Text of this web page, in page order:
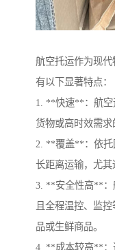
航空托运作为现
有以下显著特点：
1. **快速**：航空
货物或高时效需求
2. **覆盖**：依托
长距离运输，尤其
3. **安全性高**：
且全程温控、监
品或生鲜商品。
4. **成本较高**：